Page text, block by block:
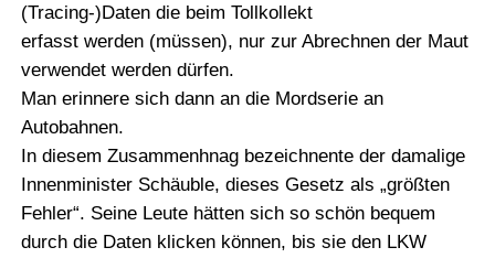
(Tracing-)Daten die beim Tollkollekt
erfasst werden (müssen), nur zur Abrechnen der Maut
verwendet werden dürfen.
Man erinnere sich dann an die Mordserie an
Autobahnen.
In diesem Zusammenhnag bezeichnente der damalige
Innenminister Schäuble, dieses Gesetz als „größten
Fehler“. Seine Leute hätten sich so schön bequem
durch die Daten klicken können, bis sie den LKW